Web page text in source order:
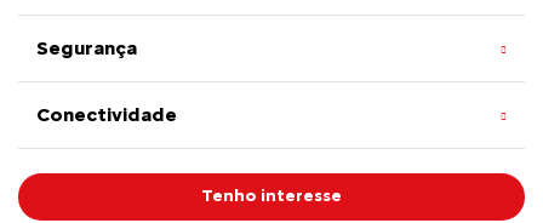
Segurança
Conectividade
Tenho interesse